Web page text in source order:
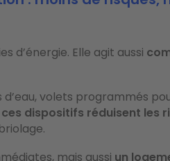
d’énergie. Elle agit aussi
volets programmés
ces dispositifs réduisent les
mais aussi un